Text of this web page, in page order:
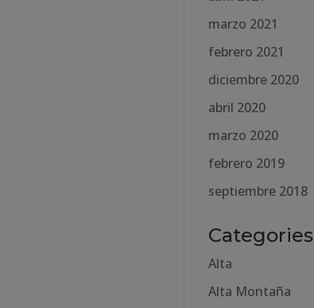
marzo 2021
febrero 2021
diciembre 2020
abril 2020
marzo 2020
febrero 2019
septiembre 2018
Categories
Alta
Alta Montaña